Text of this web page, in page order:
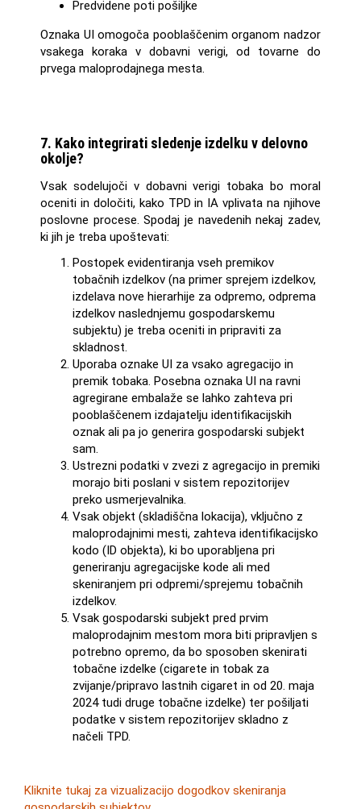
Predvidene poti pošiljke
Oznaka UI omogoča pooblaščenim organom nadzor
vsakega koraka v dobavni verigi, od tovarne do
prvega maloprodajnega mesta.
7. Kako integrirati sledenje izdelku v delovno
okolje?
Vsak sodelujoči v dobavni verigi tobaka bo moral
oceniti in določiti, kako TPD in IA vplivata na njihove
poslovne procese. Spodaj je navedenih nekaj zadev,
ki jih je treba upoštevati:
Postopek evidentiranja vseh premikov
tobačnih izdelkov (na primer sprejem izdelkov,
izdelava nove hierarhije za odpremo, odprema
izdelkov naslednjemu gospodarskemu
subjektu) je treba oceniti in pripraviti za
skladnost.
Uporaba oznake UI za vsako agregacijo in
premik tobaka. Posebna oznaka UI na ravni
agregirane embalaže se lahko zahteva pri
pooblaščenem izdajatelju identifikacijskih
oznak ali pa jo generira gospodarski subjekt
sam.
Ustrezni podatki v zvezi z agregacijo in premiki
morajo biti poslani v sistem repozitorijev
preko usmerjevalnika.
Vsak objekt (skladiščna lokacija), vključno z
maloprodajnimi mesti, zahteva identifikacijsko
kodo (ID objekta), ki bo uporabljena pri
generiranju agregacijske kode ali med
skeniranjem pri odpremi/sprejemu tobačnih
izdelkov.
Vsak gospodarski subjekt pred prvim
maloprodajnim mestom mora biti pripravljen s
potrebno opremo, da bo sposoben skenirati
tobačne izdelke (cigarete in tobak za
zvijanje/pripravo lastnih cigaret in od 20. maja
2024 tudi druge tobačne izdelke) ter pošiljati
podatke v sistem repozitorijev skladno z
načeli TPD.
Kliknite tukaj za vizualizacijo dogodkov skeniranja